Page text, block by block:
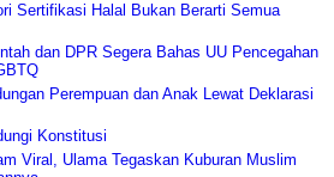
Sertifikasi Halal Bukan Berarti Semua
dan DPR Segera Bahas UU Pencegahan
Perempuan dan Anak Lewat Deklarasi
Konstitusi
Viral, Ulama Tegaskan Kuburan Muslim